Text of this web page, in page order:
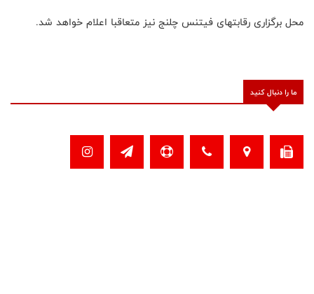
محل برگزاری رقابتهای فیتنس چلنج نیز متعاقبا اعلام خواهد شد.
ما را دنبال کنید